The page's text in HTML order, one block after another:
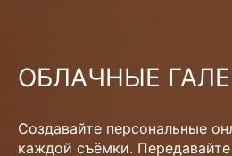
ОБЛАЧНЫЕ
Создавайте персональные
каждой съёмки.